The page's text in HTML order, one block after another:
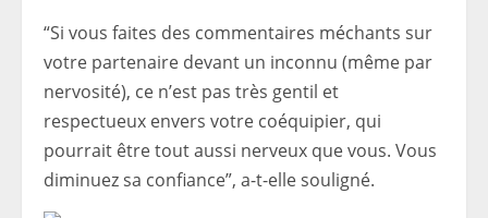
“Si vous faites des commentaires méchants sur
votre partenaire devant un inconnu (même par
nervosité), ce n’est pas très gentil et
respectueux envers votre coéquipier, qui
pourrait être tout aussi nerveux que vous. Vous
diminuez sa confiance”, a-t-elle souligné.